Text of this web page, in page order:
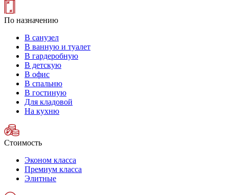
По назначению
В санузел
В ванную и туалет
В гардеробную
В детскую
В офис
В спальню
В гостиную
Для кладовой
На кухню
Стоимость
Эконом класса
Премиум класса
Элитные